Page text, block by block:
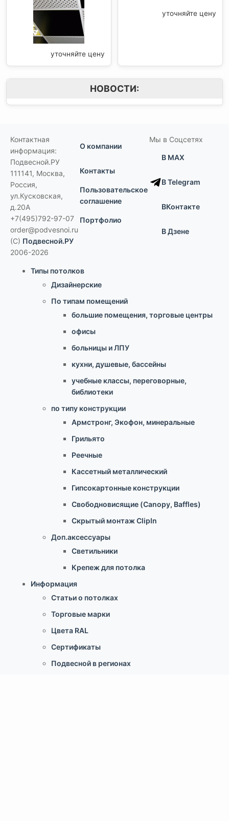
уточняйте цену
уточняйте цену
НОВОСТИ:
Контактная
информация:
Подвесной.РУ
111141, Москва,
Россия,
ул.Кусковская,
д.20А
+7(495)792-97-07
order@podvesnoi.ru
(C) Подвесной.РУ
2006-2026
О компании
Контакты
Пользовательское
соглашение
Портфолио
Мы в Соцсетях
В MAX
В Telegram
ВКонтакте
В Дзене
Типы потолков
Дизайнерские
По типам помещений
большие помещения, торговые центры
офисы
больницы и ЛПУ
кухни, душевые, бассейны
учебные классы, переговорные,
библиотеки
по типу конструкции
Армстронг, Экофон, минеральные
Грильято
Реечные
Кассетный металлический
Гипсокартонные конструкции
Свободновисящие (Canopy, Baffles)
Скрытый монтаж ClipIn
Доп.аксессуары
Светильники
Крепеж для потолка
Информация
Статьи о потолках
Торговые марки
Цвета RAL
Сертификаты
Подвесной в регионах